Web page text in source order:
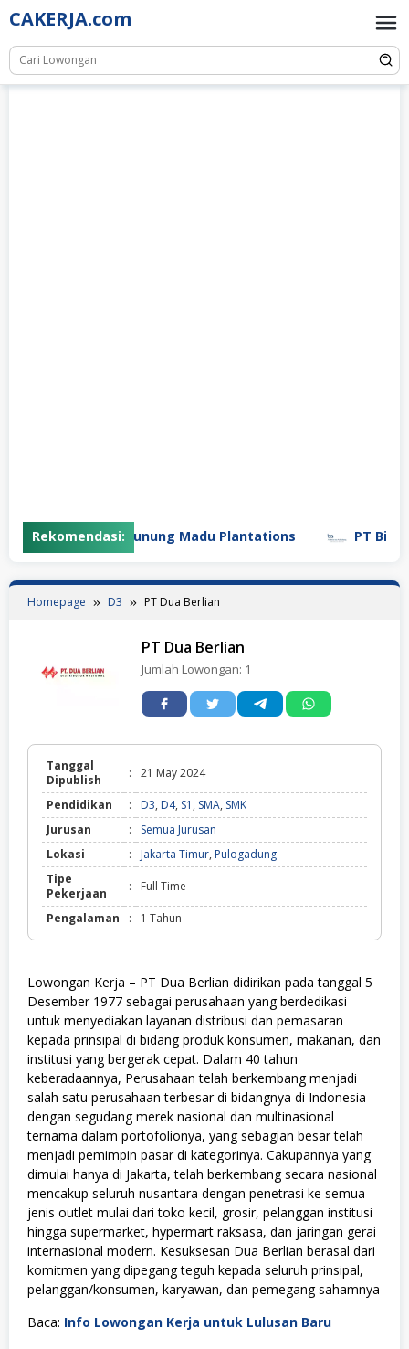
Skip
to
content
CAKERJA.com
Rekomendasi:PT Gunung Madu Plantations PT Bifarma
Homepage D3 PT Dua Berlian
PT Dua Berlian
Jumlah Lowongan: 1
Tanggal
Dipublish
: 21 May 2024
Pendidikan : D3, D4, S1 , SMA, SMK
Jurusan
:
Semua Jurusan
Lokasi
: Jakarta Timur, Pulogadung
Tipe
Pekerjaan
: Full Time
Pengalaman : 1 Tahun
Lowongan Kerja – PT Dua Berlian didirikan pada tanggal 5
Desember 1977 sebagai perusahaan yang berdedikasi
untuk menyediakan layanan distribusi dan pemasaran
kepada prinsipal di bidang produk konsumen, makanan, dan
institusi yang bergerak cepat. Dalam 40 tahun
keberadaannya, Perusahaan telah berkembang menjadi
salah satu perusahaan terbesar di bidangnya di Indonesia
dengan segudang merek nasional dan multinasional
ternama dalam portofolionya, yang sebagian besar telah
menjadi pemimpin pasar di kategorinya. Cakupannya yang
dimulai hanya di Jakarta, telah berkembang secara nasional
mencakup seluruh nusantara dengan penetrasi ke semua
jenis outlet mulai dari toko kecil, grosir, pelanggan institusi
hingga supermarket, hypermart raksasa, dan jaringan gerai
internasional modern. Kesuksesan Dua Berlian berasal dari
komitmen yang dipegang teguh kepada seluruh prinsipal,
pelanggan/konsumen, karyawan, dan pemegang sahamnya
Baca: Info Lowongan Kerja untuk Lulusan Baru